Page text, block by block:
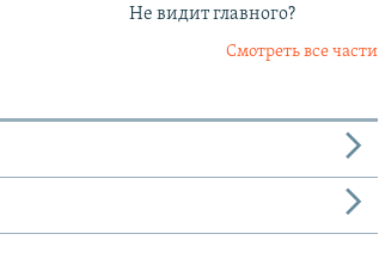
Не видит главного?
Смотреть все части